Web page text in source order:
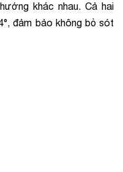
khác nhau. Cả hai
đảm bảo không bỏ sót